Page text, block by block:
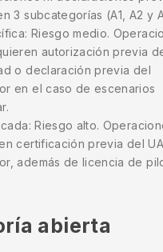
3 subcategorías (A1, A2 y
Riesgo medio.
autorización previa
o declaración previa del
en el caso de escenarios
Riesgo alto.
certificación previa del
además de licencia de
abierta